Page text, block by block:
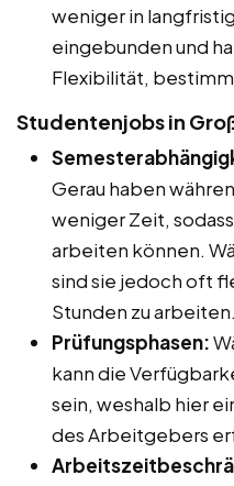
weniger in
eingebunden und
Flexibilität,
Studentenjobs in
Gerau haben
weniger Zeit,
arbeiten können.
sind sie jedoch oft
Stunden zu arbeiten.
Prüfungsphasen:
kann die
sein, weshalb hier
des Arbeitgebers